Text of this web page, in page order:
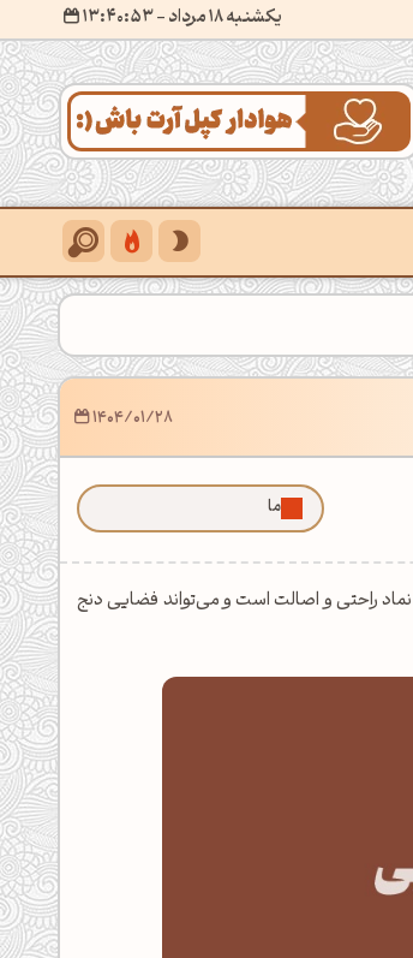
یکشنبه 18 مرداد - ۱۳:۴۰:۵۵
1404/01/28
ما رو توی گوگل بیشتر ببین!
قهوه‌ای گرم، نماد راحتی و اصالت است و می‌تواند فضایی دنج